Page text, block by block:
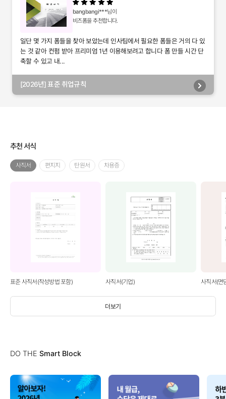
bangbangi***님이
비즈폼을 추천합니다.
일단 몇 가지 폼들을 찾아 보았는데 인사팀에서 필요한 폼들은 거의 다 있
는 것 같아 컨펌 받아 프리미엄 1년 이용해보려고 합니다 폼 만들 시간 단
축할 수 있고 내...
[2026년] 표준 취업규칙
추천 서식
더보기
사직서 편지지 탄원서 차용증
표준 사직서(작성방법 포함) 사직서(기업) 사직서(면
DO THE Smart Block